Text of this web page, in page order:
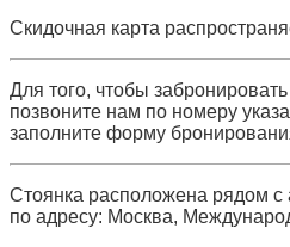
Скидочная карта
Для того, чтобы
позвоните нам по номеру
заполните форму
Стоянка расположена рядом
по адресу: Москва,